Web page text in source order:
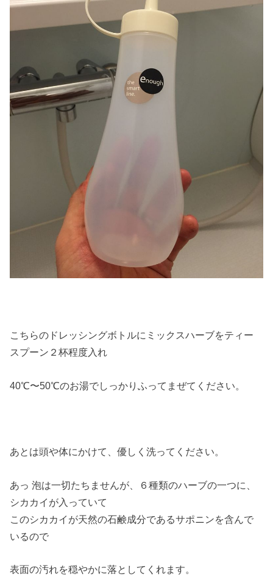
こちらのドレッシングボトルにミックスハーブをティー
スプーン２杯程度入れ
40℃〜50℃のお湯でしっかりふってまぜてください。
あとは頭や体にかけて、優しく洗ってください。
あっ 泡は一切たちませんが、６種類のハーブの一つに、
シカカイが入っていて
このシカカイが天然の石鹸成分であるサポニンを含んで
いるので
表面の汚れを穏やかに落としてくれます。